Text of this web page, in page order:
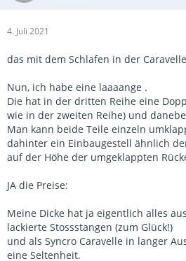
4. Juli 2021
das mit dem Schlafen in der
Nun, ich habe eine laaaange .
Die hat in der dritten Reihe eine
wie in der zweiten Reihe) und
Man kann beide Teile einzeln
dahinter ein Einbaugestell ähnlich
auf der Höhe der umgeklappten
JA die Preise:
Meine Dicke hat ja eigentlich alles
lackierte Stossstangen (zum Glück!)
und als Syncro Caravelle in langer
eine Seltenheit.